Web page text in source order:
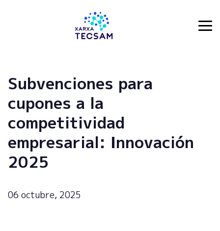
Subvenciones para
cupones a la
competitividad
empresarial: Innovación
2025
06 octubre, 2025